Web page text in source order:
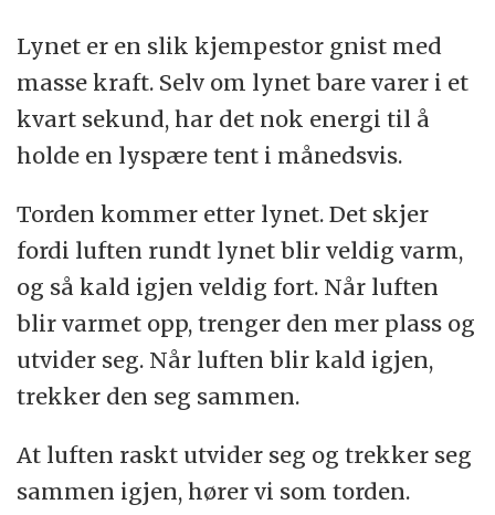
Lynet er en slik kjempestor gnist med
masse kraft. Selv om lynet bare varer i et
kvart sekund, har det nok energi til å
holde en lyspære tent i månedsvis.
Torden kommer etter lynet. Det skjer
fordi luften rundt lynet blir veldig varm,
og så kald igjen veldig fort. Når luften
blir varmet opp, trenger den mer plass og
utvider seg. Når luften blir kald igjen,
trekker den seg sammen.
At luften raskt utvider seg og trekker seg
sammen igjen, hører vi som torden.